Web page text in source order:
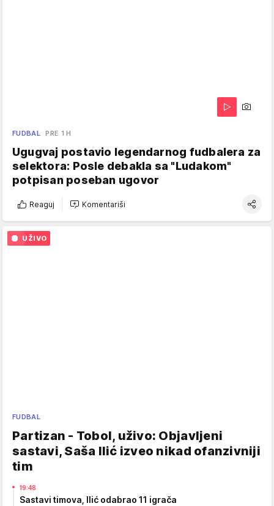
FUDBAL PRE 1 H
Ugugvaj postavio legendarnog fudbalera za
selektora: Posle debakla sa "Ludakom"
potpisan poseban ugovor
Reaguj Komentariši
FUDBAL
Partizan - Tobol, uživo: Objavljeni
sastavi, Saša Ilić izveo nikad ofanzivniji
tim
UŽIVO
19:48
Sastavi timova, Ilić odabrao 11 igrača